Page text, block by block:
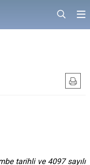
tarihli ve 4097 sayılı